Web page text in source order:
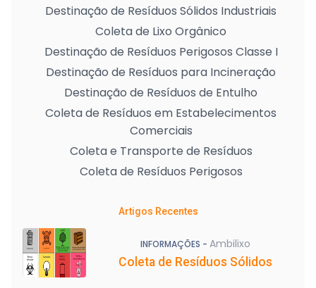
Destinação de Resíduos Sólidos Industriais
Coleta de Lixo Orgânico
Destinação de Resíduos Perigosos Classe I
Destinação de Resíduos para Incineração
Destinação de Resíduos de Entulho
Coleta de Resíduos em Estabelecimentos
Comerciais
Coleta e Transporte de Resíduos
Coleta de Resíduos Perigosos
Artigos Recentes
INFORMAÇÕES - Ambilixo
Coleta de Resíduos Sólidos